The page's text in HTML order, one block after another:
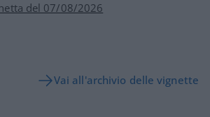
del 07/08/2026
Vai all'archivio delle vignette